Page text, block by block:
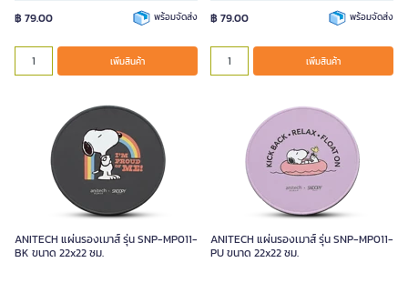
฿ 79.00 พร้อมจัดส่ง
เพิ่มสินค้า
฿ 79.00 พร้อมจัดส่ง
เพิ่มสินค้า
ANITECH แผ่นรองเมาส์ รุ่น SNP-MP011-
BK ขนาด 22x22 ซม.
ANITECH แผ่นรองเมาส์ รุ่น SNP-MP011-
PU ขนาด 22x22 ซม.